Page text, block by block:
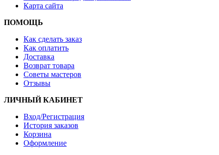
Карта сайта
ПОМОЩЬ
Как сделать заказ
Как оплатить
Доставка
Возврат товара
Советы мастеров
Отзывы
ЛИЧНЫЙ КАБИНЕТ
Вход/Регистрация
История заказов
Корзина
Оформление